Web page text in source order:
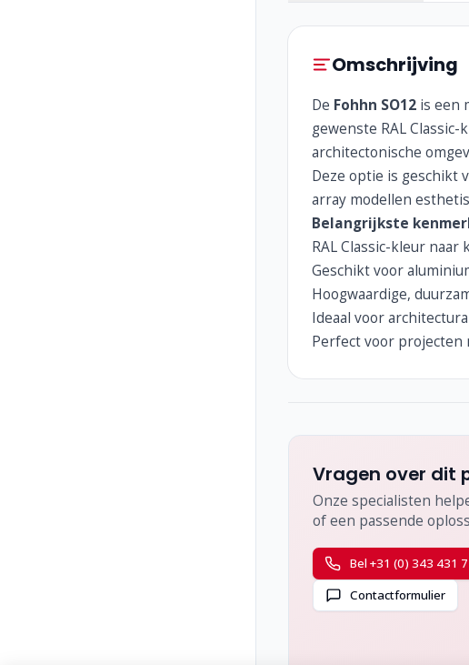
Omschrijving
De Fohhn SO12 is een
gewenste RAL
architectonische
Deze optie is geschikt
array modellen
Belangrijkste
RAL Classic-kleur naar
Geschikt voor
Hoogwaardige,
Ideaal voor
Perfect voor projecten
Vragen over dit
Onze specialisten
of een passende
Bel +31 (0) 343 431
Contactformulier